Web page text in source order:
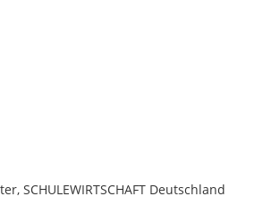
SCHULEWIRTSCHAFT Deutschland